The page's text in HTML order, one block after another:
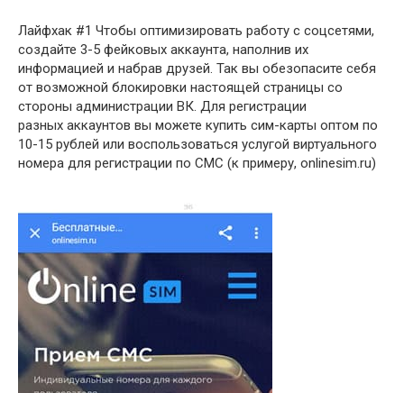
Лайфхак #1 Чтобы оптимизировать работу с соцсетями,
создайте 3-5 фейковых аккаунта, наполнив их
информацией и набрав друзей. Так вы обезопасите себя
от возможной блокировки настоящей страницы со
стороны администрации ВК. Для регистрации
разных аккаунтов вы можете купить сим-карты оптом по
10-15 рублей или воспользоваться услугой виртуального
номера для регистрации по СМС (к примеру, onlinesim.ru)